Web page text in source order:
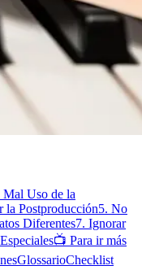
Mal Uso de la
la Postproducción5. No
Diferentes7. Ignorar
📺 Para ir más
GlossarioChecklist